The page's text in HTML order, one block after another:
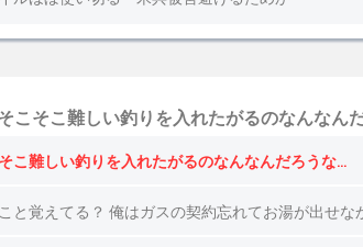
こそこ難しい釣りを入れたがるのなんなん
こ難しい釣りを入れたがるのなんなんだろうな…
と覚えてる？ 俺はガスの契約忘れてお湯が出せな